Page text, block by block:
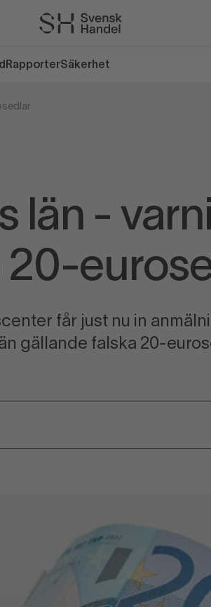
RapporterSäkerhet
län -
20-
får just nu in
gällande falska 20-